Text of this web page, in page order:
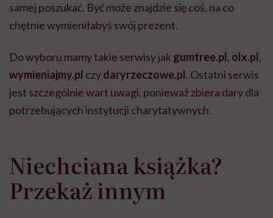
samej poszukać. Być może znajdzie się coś, na co
chętnie wymieniłabyś swój prezent.
Do wyboru mamy takie serwisy jak gumtree.pl, olx.pl,
wymieniajmy.pl czydaryrzeczowe.pl. Ostatni serwis
jest szczególnie wart uwagi, ponieważ zbiera dary dla
potrzebujących instytucji charytatywnych.
Niechciana książka?
Przekaż innym